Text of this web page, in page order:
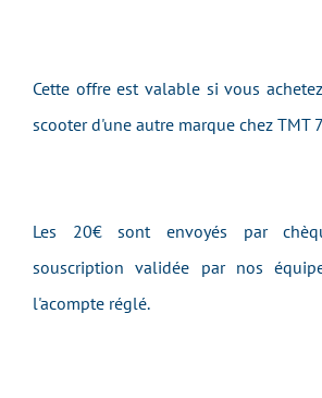
Cette offre est valable si vous
scooter d'une autre marque chez
Les 20€ sont envoyés par
souscription validée par nos
l'acompte réglé.